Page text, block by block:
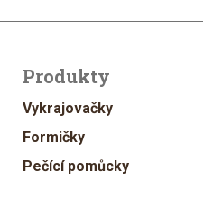
Produkty
Vykrajovačky
Formičky
Pečící pomůcky